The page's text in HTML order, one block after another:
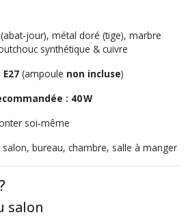
métal doré (tige), marbre
synthétique & cuivre
E27 (ampoule non incluse)
: 40 W
soi‑même
bureau, chambre, salle à manger
salon